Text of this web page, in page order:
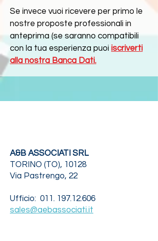
Se invece vuoi ricevere per primo le
nostre proposte professionali in
anteprima (se saranno compatibili
con la tua esperienza puoi iscriverti
alla nostra Banca Dati.
A&B ASSOCIATI SRL
TORINO (TO), 10128
Via Pastrengo, 22​
Ufficio: 011. 197.12.606
sales@aebassociati.it